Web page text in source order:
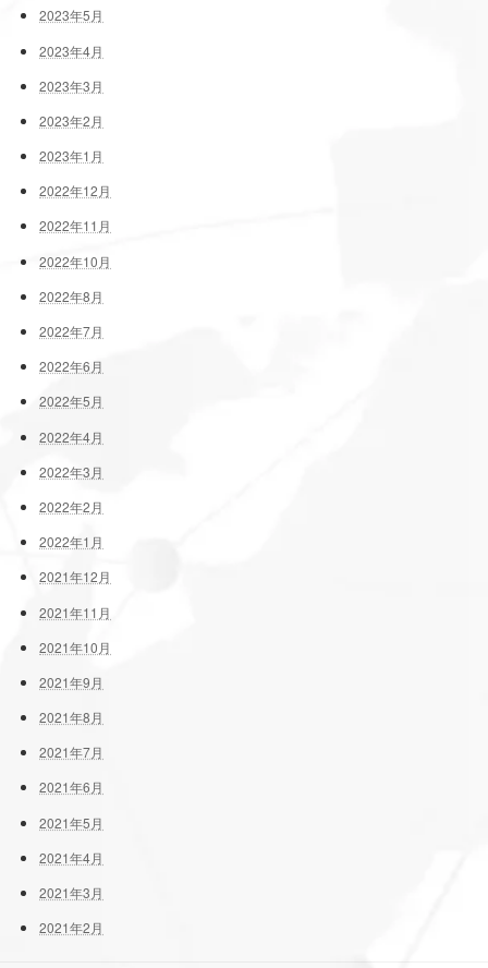
2023年5月
2023年4月
2023年3月
2023年2月
2023年1月
2022年12月
2022年11月
2022年10月
2022年8月
2022年7月
2022年6月
2022年5月
2022年4月
2022年3月
2022年2月
2022年1月
2021年12月
2021年11月
2021年10月
2021年9月
2021年8月
2021年7月
2021年6月
2021年5月
2021年4月
2021年3月
2021年2月